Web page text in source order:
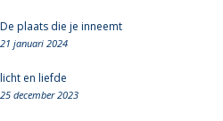
De plaats die je inneemt
21 januari 2024
licht en liefde
25 december 2023